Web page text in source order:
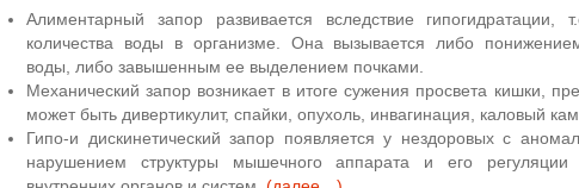
Алиментарный запор развивается вследствие гипогидратации,
количества воды в организме. Она вызывается либо
воды, либо завышенным ее выделением почками.
Механический запор возникает в итоге сужения просвета кишки,
может быть дивертикулит, спайки, опухоль, инвагинация, каловый
Гипо-и дискинетический запор появляется у нездоровых с
нарушением структуры мышечного аппарата и его регуляции